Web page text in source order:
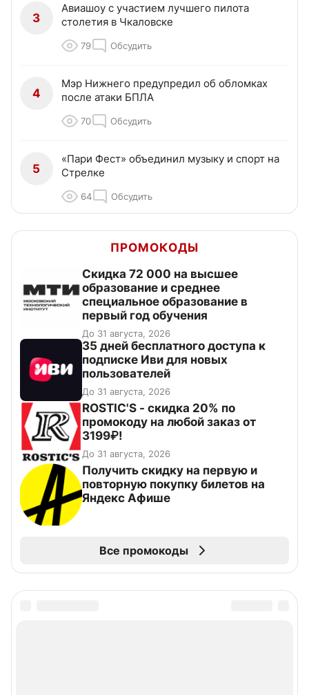
3
Авиашоу с участием лучшего пилота
столетия в Чкаловске
79 Обсудить
4
Мэр Нижнего предупредил об обломках
после атаки БПЛА
70 Обсудить
5
«Пари Фест» объединил музыку и спорт на
Стрелке
64 Обсудить
ПРОМОКОДЫ
Скидка 72 000 на высшее
образование и среднее
специальное образование в
первый год обучения
До 31 августа, 2026
35 дней бесплатного доступа к
подписке Иви для новых
пользователей
До 31 августа, 2026
ROSTIC'S - скидка 20% по
промокоду на любой заказ от
3199₽!
До 31 августа, 2026
Получить скидку на первую и
повторную покупку билетов на
Яндекс Афише
Все промокоды